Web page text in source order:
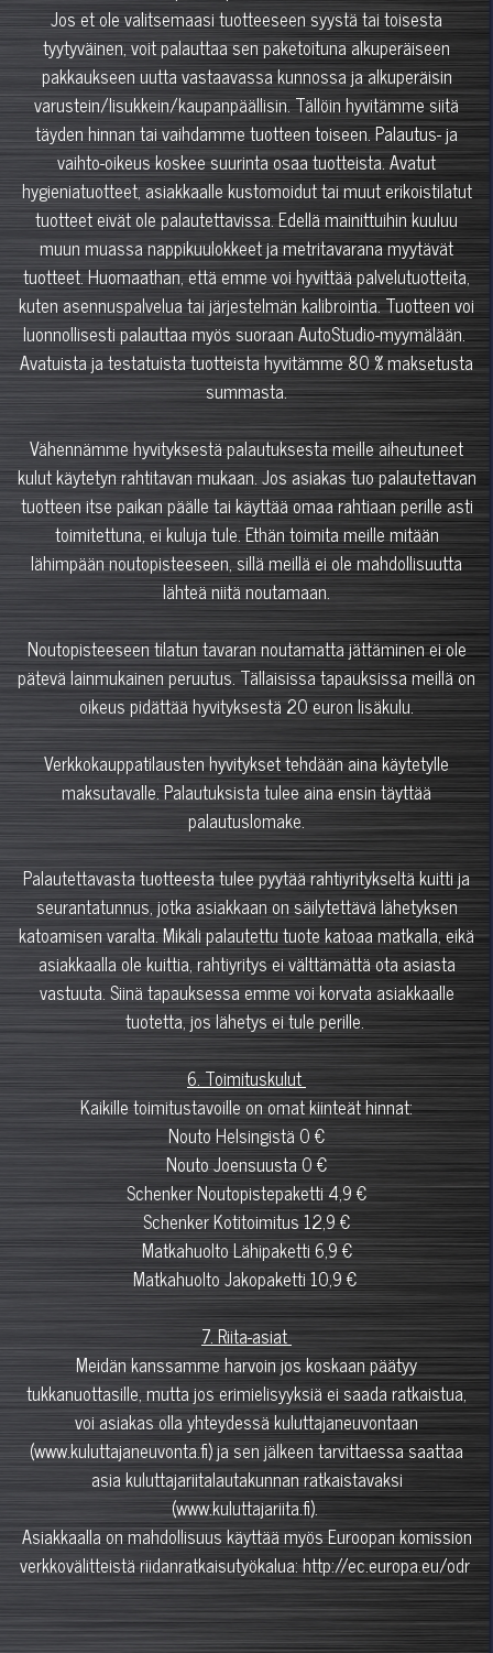
Jos et ole valitsemaasi tuotteeseen syystä tai toisesta
tyytyväinen, voit palauttaa sen paketoituna alkuperäiseen
pakkaukseen uutta vastaavassa kunnossa ja alkuperäisin
varustein/lisukkein/kaupanpäällisin. Tällöin hyvitämme siitä
täyden hinnan tai vaihdamme tuotteen toiseen. Palautus- ja
vaihto-oikeus koskee suurinta osaa tuotteista. Avatut
hygieniatuotteet, asiakkaalle kustomoidut tai muut erikoistilatut
tuotteet eivät ole palautettavissa. Edellä mainittuihin kuuluu
muun muassa nappikuulokkeet ja metritavarana myytävät
tuotteet. Huomaathan, että emme voi hyvittää palvelutuotteita,
kuten asennuspalvelua tai järjestelmän kalibrointia. Tuotteen voi
luonnollisesti palauttaa myös suoraan AutoStudio-myymälään.
Avatuista ja testatuista tuotteista hyvitämme 80 % maksetusta
summasta.
Vähennämme hyvityksestä palautuksesta meille aiheutuneet
kulut käytetyn rahtitavan mukaan. Jos asiakas tuo palautettavan
tuotteen itse paikan päälle tai käyttää omaa rahtiaan perille asti
toimitettuna, ei kuluja tule. Ethän toimita meille mitään
lähimpään noutopisteeseen, sillä meillä ei ole mahdollisuutta
lähteä niitä noutamaan.
Noutopisteeseen tilatun tavaran noutamatta jättäminen ei ole
pätevä lainmukainen peruutus. Tällaisissa tapauksissa meillä on
oikeus pidättää hyvityksestä 20 euron lisäkulu.
Verkkokauppatilausten hyvitykset tehdään aina käytetylle
maksutavalle. Palautuksista tulee aina ensin täyttää
palautuslomake.
Palautettavasta tuotteesta tulee pyytää rahtiyritykseltä kuitti ja
seurantatunnus, jotka asiakkaan on säilytettävä lähetyksen
katoamisen varalta. Mikäli palautettu tuote katoaa matkalla, eikä
asiakkaalla ole kuittia, rahtiyritys ei välttämättä ota asiasta
vastuuta. Siinä tapauksessa emme voi korvata asiakkaalle
tuotetta, jos lähetys ei tule perille.
6. Toimituskulut
Kaikille toimitustavoille on omat kiinteät hinnat:
Nouto Helsingistä 0 €
Nouto Joensuusta 0 €
Schenker Noutopistepaketti 4,9 €
Schenker Kotitoimitus 12,9 €
Matkahuolto Lähipaketti 6,9 €
Matkahuolto Jakopaketti 10,9 €
7. Riita-asiat
Meidän kanssamme harvoin jos koskaan päätyy
tukkanuottasille, mutta jos erimielisyyksiä ei saada ratkaistua,
voi asiakas olla yhteydessä kuluttajaneuvontaan
(www.kuluttajaneuvonta.fi) ja sen jälkeen tarvittaessa saattaa
asia kuluttajariitalautakunnan ratkaistavaksi
(www.kuluttajariita.fi).
Asiakkaalla on mahdollisuus käyttää myös Euroopan komission
verkkovälitteistä riidanratkaisutyökalua: http://ec.europa.eu/odr